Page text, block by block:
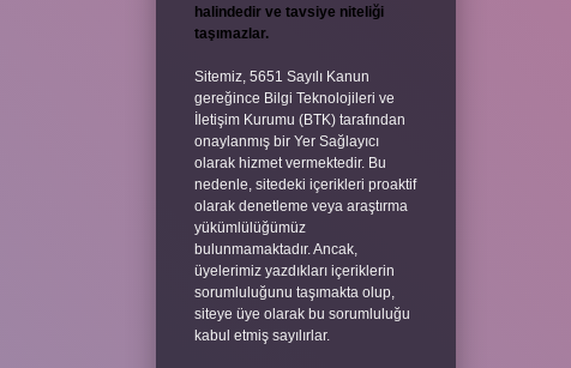
halindedir ve tavsiye niteliği
taşımazlar.
Sitemiz, 5651 Sayılı Kanun
gereğince Bilgi Teknolojileri ve
İletişim Kurumu (BTK) tarafından
onaylanmış bir Yer Sağlayıcı
olarak hizmet vermektedir. Bu
nedenle, sitedeki içerikleri proaktif
olarak denetleme veya araştırma
yükümlülüğümüz
bulunmamaktadır. Ancak,
üyelerimiz yazdıkları içeriklerin
sorumluluğunu taşımakta olup,
siteye üye olarak bu sorumluluğu
kabul etmiş sayılırlar.